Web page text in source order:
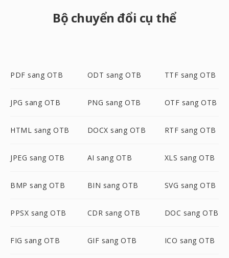
Bộ chuyển đổi cụ thể
PDF sang OTB ODT sang OTB TTF sang OTB
JPG sang OTB PNG sang OTB OTF sang OTB
HTML sang OTB DOCX sang OTB RTF sang OTB
JPEG sang OTB AI sang OTB XLS sang OTB
BMP sang OTB BIN sang OTB SVG sang OTB
PPSX sang OTB CDR sang OTB DOC sang OTB
FIG sang OTB GIF sang OTB ICO sang OTB